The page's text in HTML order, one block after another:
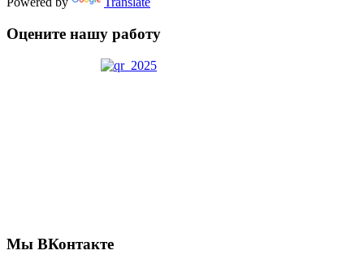
Оцените нашу работу
Мы ВКонтакте